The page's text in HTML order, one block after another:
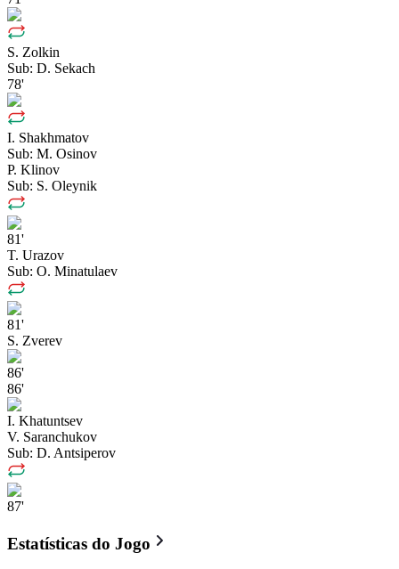
S. Zolkin
Sub: D. Sekach
78'
I. Shakhmatov
Sub: M. Osinov
P. Klinov
Sub: S. Oleynik
81'
T. Urazov
Sub: O. Minatulaev
81'
S. Zverev
86'
86'
I. Khatuntsev
V. Saranchukov
Sub: D. Antsiperov
87'
Estatísticas do Jogo